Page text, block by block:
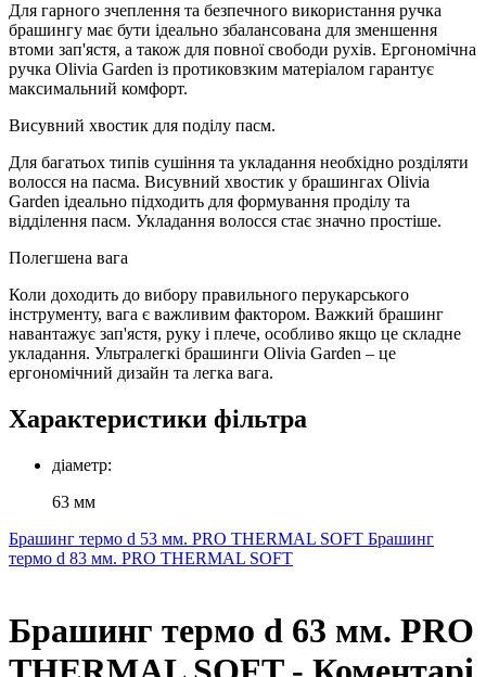
Для гарного зчеплення та безпечного використання ручка
брашингу має бути ідеально збалансована для зменшення
втоми зап'ястя, а також для повної свободи рухів. Ергономічна
ручка Olivia Garden із протиковзким матеріалом гарантує
максимальний комфорт.
Висувний хвостик для поділу пасм.
Для багатьох типів сушіння та укладання необхідно розділяти
волосся на пасма. Висувний хвостик у брашингах Olivia
Garden ідеально підходить для формування проділу та
відділення пасм. Укладання волосся стає значно простіше.
Полегшена вага
Коли доходить до вибору правильного перукарського
інструменту, вага є важливим фактором. Важкий брашинг
навантажує зап'ястя, руку і плече, особливо якщо це складне
укладання. Ультралегкі брашинги Olivia Garden – це
ергономічний дизайн та легка вага.
Характеристики фільтра
діаметр:
63 мм
Брашинг термо d 53 мм. PRO TНERMAL SOFT Брашинг
термо d 83 мм. PRO TНERMAL SOFT
Брашинг термо d 63 мм. PRO